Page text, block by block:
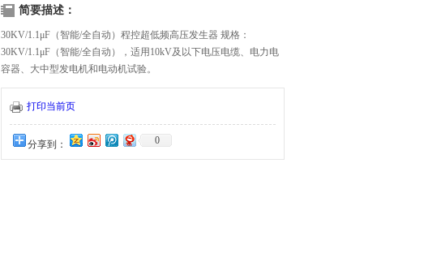
简要描述：
30KV/1.1μF（智能/全自动）程控超低频高压发生器 规格：
30KV/1.1μF（智能/全自动），适用10kV及以下电压电缆、电力电
容器、大中型发电机和电动机试验。
打印当前页
分享到： 0